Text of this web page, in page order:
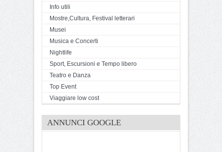
Info utili
Mostre,Cultura, Festival letterari
Musei
Musica e Concerti
Nightlife
Sport, Escursioni e Tempo libero
Teatro e Danza
Top Event
Viaggiare low cost
ANNUNCI GOOGLE